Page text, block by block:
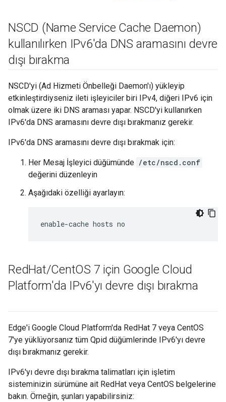
NSCD (Name Service Cache Daemon)
kullanılırken IPv6'da DNS aramasını devre
dışı bırakma
NSCD'yi (Ad Hizmeti Önbelleği Daemon'ı) yükleyip
etkinleştirdiyseniz ileti işleyiciler biri IPv4, diğeri IPv6 için
olmak üzere iki DNS araması yapar. NSCD'yi kullanırken
IPv6'da DNS aramasını devre dışı bırakmanız gerekir.
IPv6'da DNS aramasını devre dışı bırakmak için:
Her Mesaj İşleyici düğümünde /etc/nscd.conf
değerini düzenleyin
Aşağıdaki özelliği ayarlayın:
enable-cache hosts no
RedHat/CentOS 7 için Google Cloud
Platform'da IPv6'yı devre dışı bırakma
Edge'i Google Cloud Platform'da RedHat 7 veya CentOS
7'ye yüklüyorsanız tüm Qpid düğümlerinde IPv6'yı devre
dışı bırakmanız gerekir.
IPv6'yı devre dışı bırakma talimatları için işletim
sisteminizin sürümüne ait RedHat veya CentOS belgelerine
bakın. Örneğin, şunları yapabilirsiniz: